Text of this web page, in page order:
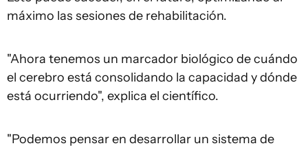
máximo las sesiones de rehabilitación.
"Ahora tenemos un marcador biológico de cuándo
el cerebro está consolidando la capacidad y dónde
está ocurriendo", explica el científico.
"Podemos pensar en desarrollar un sistema de